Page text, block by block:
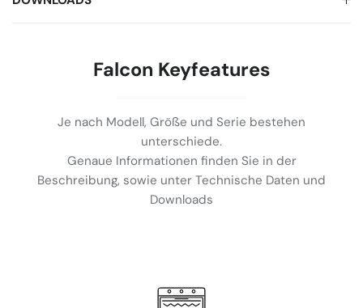
Falcon Keyfeatures
Je nach Modell, Größe und Serie bestehen
unterschiede.
Genaue Informationen finden Sie in der
Beschreibung, sowie unter Technische Daten und
Downloads